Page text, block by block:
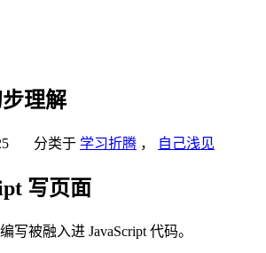
理解
分类于 学习折腾 ， 自己浅见
写页面
写被融入进 JavaScript 代码。